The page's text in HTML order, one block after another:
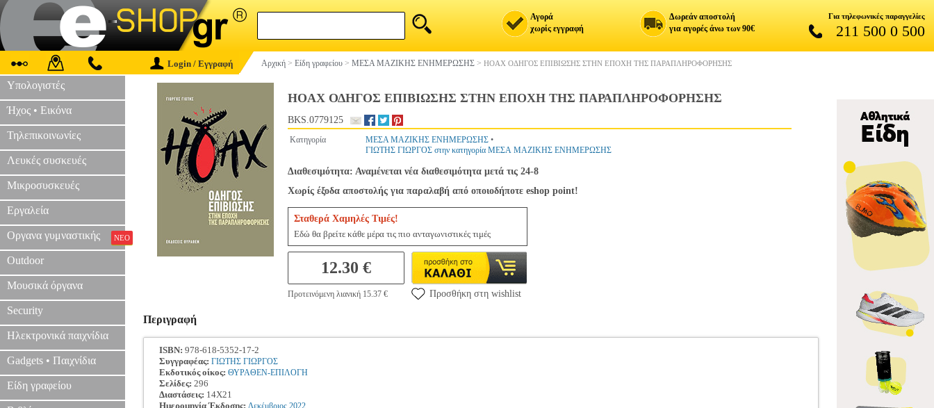
Αγορά
χωρίς εγγραφή
Δωρεάν αποστολή
για αγορές άνω των 90€
Για τηλεφωνικές παραγγελίες
211 500 0 500
Login / Εγγραφή Αρχική > Είδη γραφείου > ΜΕΣΑ ΜΑΖΙΚΗΣ ΕΝΗΜΕΡΩΣΗΣ > HOAX ΟΔΗΓΟΣ ΕΠΙΒΙΩΣΗΣ ΣΤΗΝ ΕΠΟΧΗ ΤΗΣ ΠΑΡΑΠΛΗΡΟΦΟΡΗΣΗΣ
Υπολογιστές
Ήχος • Εικόνα
Τηλεπικοινωνίες
Λευκές συσκευές
Μικροσυσκευές
Εργαλεία
Οργανα γυμναστικής ΝΕΟ
Outdoor
Μουσικά όργανα
Security
Ηλεκτρονικά παιχνίδια
Gadgets • Παιχνίδια
Είδη γραφείου
HOAX ΟΔΗΓΟΣ ΕΠΙΒΙΩΣΗΣ ΣΤΗΝ ΕΠΟΧΗ ΤΗΣ ΠΑΡΑΠΛΗΡΟΦΟΡΗΣΗΣ
BKS.0779125
Κατηγορία ΜΕΣΑ ΜΑΖΙΚΗΣ ΕΝΗΜΕΡΩΣΗΣ •
ΓΙΩΤΗΣ ΓΙΩΡΓΟΣ στην κατηγορία ΜΕΣΑ ΜΑΖΙΚΗΣ ΕΝΗΜΕΡΩΣΗΣ
Διαθεσιμότητα: Αναμένεται νέα διαθεσιμότητα μετά τις 24-8
Χωρίς έξοδα αποστολής για παραλαβή από οποιοδήποτε eshop point!
Σταθερά Χαμηλές Τιμές!
Εδώ θα βρείτε κάθε μέρα τις πιο ανταγωνιστικές τιμές
12.30 €
Προτεινόμενη λιανική 15.37 € Προσθήκη στη wishlist
Περιγραφή
ISBN: 978-618-5352-17-2
Συγγραφέας: ΓΙΩΤΗΣ ΓΙΩΡΓΟΣ
Εκδοτικός οίκος: ΘΥΡΑΘΕΝ-ΕΠΙΛΟΓΗ
Σελίδες: 296
Διαστάσεις: 14Χ21
Ημερομηνία Έκδοσης: Δεκέμβριος 2022